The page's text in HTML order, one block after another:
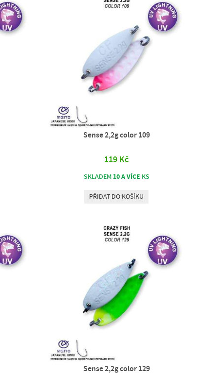
Sense 2,2g color 109
119 Kč
SKLADEM 10 A VÍCE KS
PŘIDAT DO KOŠÍKU
Sense 2,2g color 129